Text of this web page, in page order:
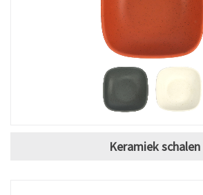
Keramiek schalen